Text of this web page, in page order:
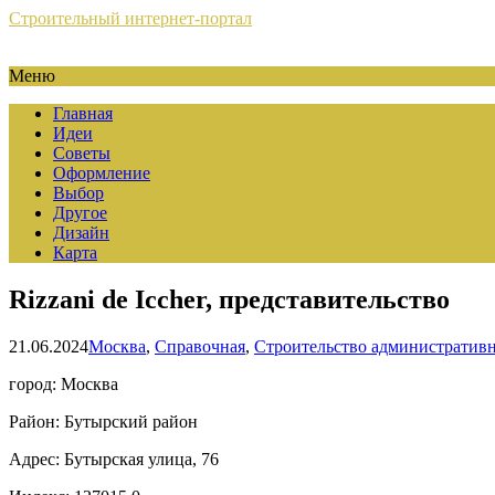
Строительный интернет-портал
Меню
Главная
Идеи
Советы
Оформление
Выбор
Другое
Дизайн
Карта
Rizzani de Iccher, представительство
21.06.2024Москва, Справочная, Строительство
город: Москва
Район: Бутырский район
Адрес: Бутырская улица, 76